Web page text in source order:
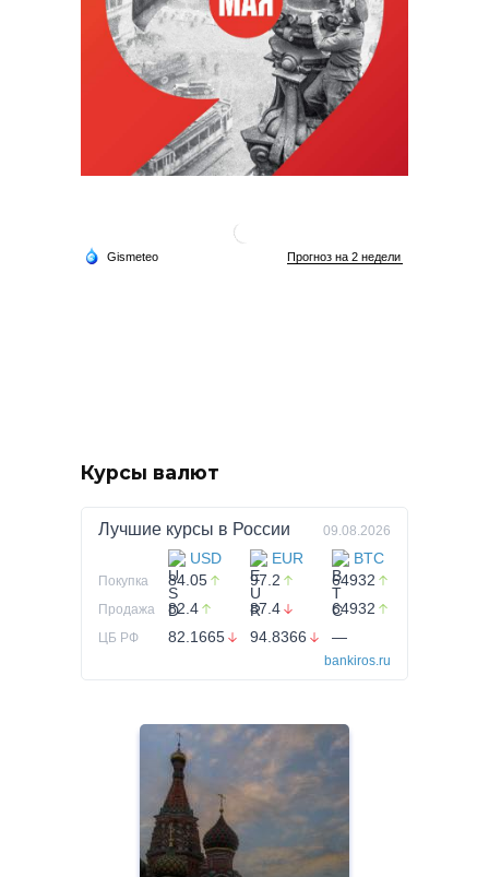
Курсы валют
Лучшие курсы в России 09.08.2026
USD EUR BTC
Покупка 84.05 97.2 64932
Продажа 82.4 87.4 64932
ЦБ РФ 82.1665 94.8366 —
bankiros.ru